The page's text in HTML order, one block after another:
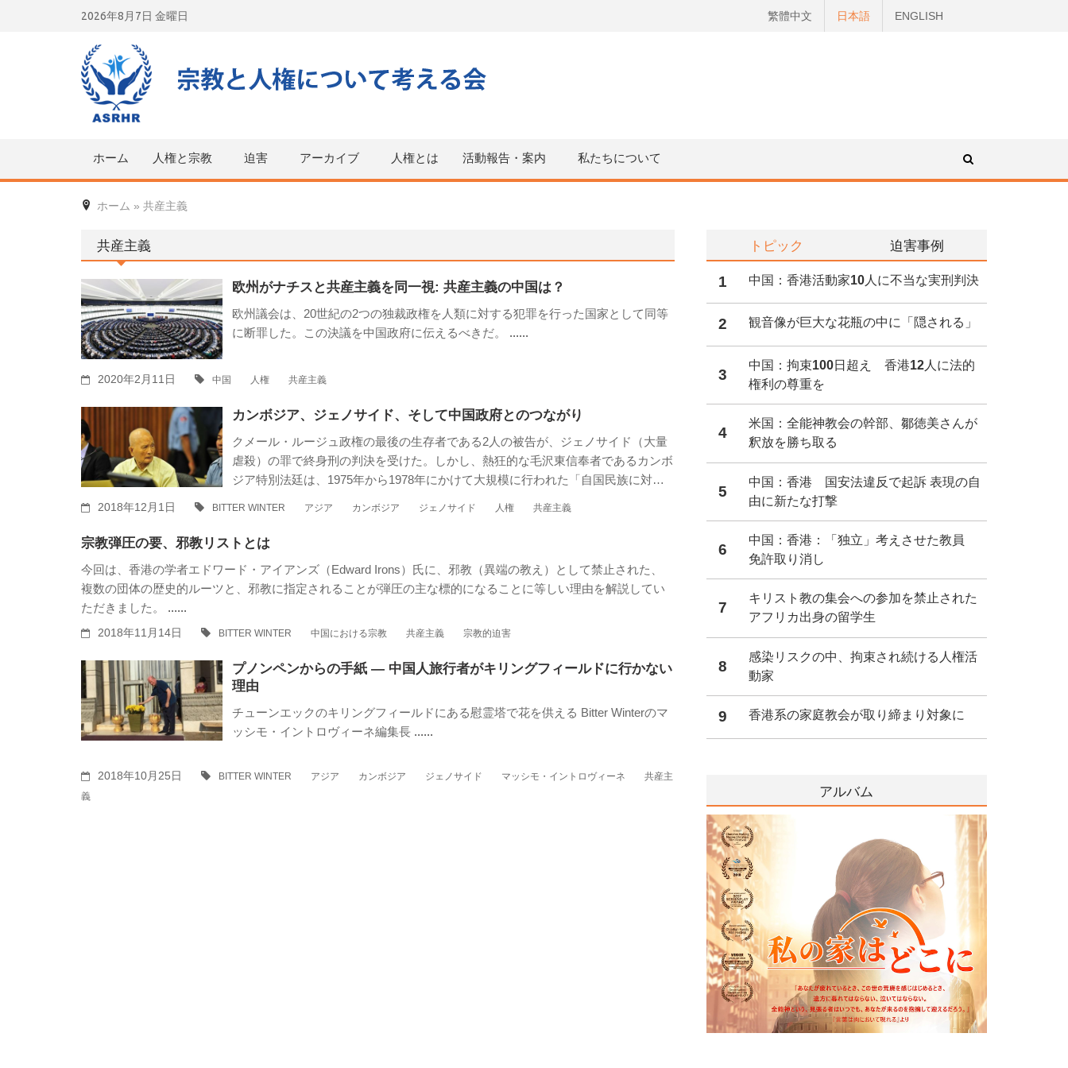
2026年8月7日 金曜日 繁體中文 日本語 ENGLISH
ホーム 人権と宗教 迫害 アーカイブ 人権とは 活動報告・案内 私たちについて
ホーム » 共産主義
共産主義
欧州がナチスと共産主義を同一視: 共産主義の中国は？
欧州議会は、20世紀の2つの独裁政権を人類に対する犯罪を行った国家として同等
に断罪した。この決議を中国政府に伝えるべきだ。 ......
2020年2月11日 中国 人権 共産主義
カンボジア、ジェノサイド、そして中国政府とのつながり
クメール・ルージュ政権の最後の生存者である2人の被告が、ジェノサイド（大量
虐殺）の罪で終身刑の判決を受けた。しかし、熱狂的な毛沢東信奉者であるカンボ
ジア特別法廷は、1975年から1978年にかけて大規模に行われた「自国民族に対す
2018年12月1日 BITTER WINTER アジア カンボジア ジェノサイド 人権 共産主義
宗教弾圧の要、邪教リストとは
今回は、香港の学者エドワード・アイアンズ（Edward Irons）氏に、邪教（異端の教え）として禁止された、
複数の団体の歴史的ルーツと、邪教に指定されることが弾圧の主な標的になることに等しい理由を解説してい
ただきました。 ......
2018年11月14日 BITTER WINTER 中国における宗教 共産主義 宗教的迫害
プノンペンからの手紙 — 中国人旅行者がキリングフィールドに行かない
理由
チューンエックのキリングフィールドにある慰霊塔で花を供える Bitter Winterのマ
ッシモ・イントロヴィーネ編集長 ......
2018年10月25日 BITTER WINTER アジア カンボジア ジェノサイド マッシモ・イントロヴィーネ
共産主
義
トピック 迫害事例
1 中国：香港活動家10人に不当な実刑判決
2 観音像が巨大な花瓶の中に「隠される」
3
中国：拘束100日超え 香港12人に法的
権利の尊重を
4
米国：全能神教会の幹部、鄒徳美さんが
釈放を勝ち取る
5
中国：香港 国安法違反で起訴 表現の自
由に新たな打撃
6
中国：香港：「独立」考えさせた教員
免許取り消し
7
キリスト教の集会への参加を禁止された
アフリカ出身の留学生
8
感染リスクの中、拘束され続ける人権活
動家
9 香港系の家庭教会が取り締まり対象に
アルバム